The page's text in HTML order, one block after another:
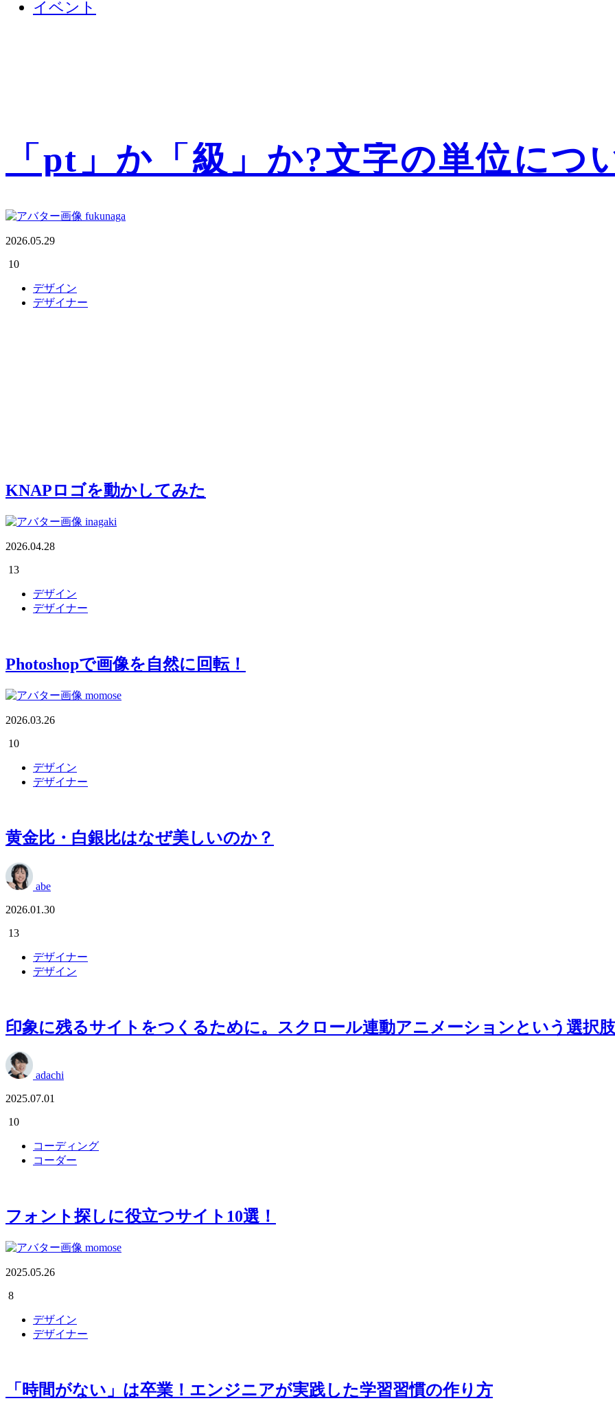
イベント
「pt」か「級」か?文字の単位につ
fukunaga
2026.05.29
10
デザイン
デザイナー
KNAPロゴを動かしてみた
inagaki
2026.04.28
13
デザイン
デザイナー
Photoshopで画像を自然に回転！
momose
2026.03.26
10
デザイン
デザイナー
黄金比・白銀比はなぜ美しいのか？
abe
2026.01.30
13
デザイナー
デザイン
印象に残るサイトをつくるために。スクロール連動アニメーションという選択肢
adachi
2025.07.01
10
コーディング
コーダー
フォント探しに役立つサイト10選！
momose
2025.05.26
8
デザイン
デザイナー
「時間がない」は卒業！エンジニアが実践した学習習慣の作り方